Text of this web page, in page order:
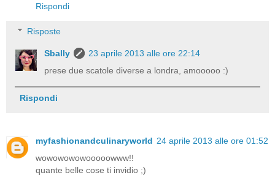
Rispondi
Risposte
Sbally
23 aprile 2013 alle ore 22:14
prese due scatole diverse a londra, amooooo :)
Rispondi
myfashionandculinaryworld 24 aprile 2013 alle ore 01:52
wowowowowooooowww!!
quante belle cose ti invidio ;)